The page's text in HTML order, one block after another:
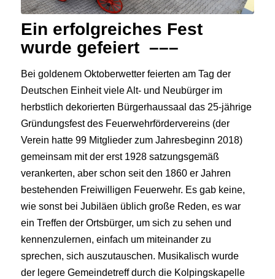
Ein erfolgreiches Fest
wurde gefeiert –––
Bei goldenem Oktoberwetter feierten am Tag der
Deutschen Einheit viele Alt- und Neubürger im
herbstlich dekorierten Bürgerhaussaal das 25-jährige
Gründungsfest des Feuerwehrfördervereins (der
Verein hatte 99 Mitglieder zum Jahresbeginn 2018)
gemeinsam mit der erst 1928 satzungsgemäß
verankerten, aber schon seit den 1860 er Jahren
bestehenden Freiwilligen Feuerwehr. Es gab keine,
wie sonst bei Jubiläen üblich große Reden, es war
ein Treffen der Ortsbürger, um sich zu sehen und
kennenzulernen, einfach um miteinander zu
sprechen, sich auszutauschen. Musikalisch wurde
der legere Gemeindetreff durch die Kolpingskapelle